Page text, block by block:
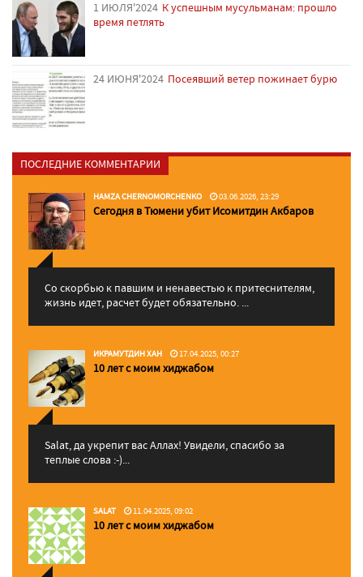
1 ИЮЛЯ'2024 К успешным мусульманам: прошло
время петлять
24 ИЮНЯ'2024 Посеявший ветер пожинает бурю
ПОСЛЕДНИЕ КОММЕНТАРИИ
HAMZA CHERNOMORCHENKO 03.06.2026, 23:29
Сегодня в Тюмени убит Исомитдин Акбаров
Со скорбью к павшим и ненавестью к притеснителям,
жизнь идет, расчет будет обязательно. ...
ИКРАМУТДИН ХАН 17.04.2025, 00:27
10 лет с моим хиджабом
Salat, да укрепит вас Аллаx! Увидели, спасибо за
теплые слова :-)...
SALAT 11.04.2025, 09:02
10 лет с моим хиджабом